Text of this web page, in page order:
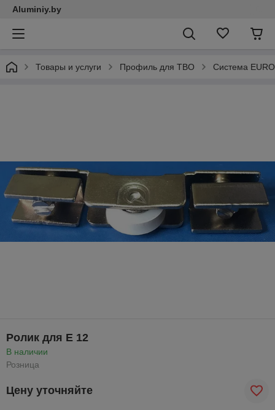
Aluminiy.by
Товары и услуги Профиль для ТВО Система
Ролик для Е 12
В наличии
Розница
Цену уточняйте